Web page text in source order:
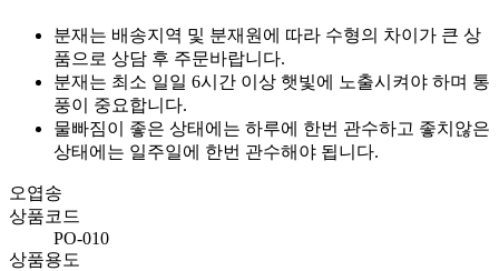
분재는 배송지역 및 분재원에 따라 수형의 차이가 큰 상
품으로 상담 후 주문바랍니다.
분재는 최소 일일 6시간 이상 햇빛에 노출시켜야 하며 통
풍이 중요합니다.
물빠짐이 좋은 상태에는 하루에 한번 관수하고 좋치않은
상태에는 일주일에 한번 관수해야 됩니다.
오엽송
상품코드
PO-010
상품용도